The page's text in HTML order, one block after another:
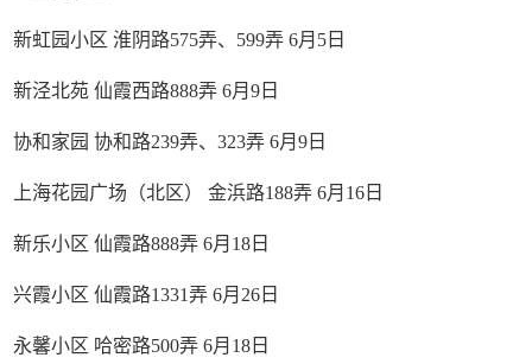
新虹园小区 淮阴路575弄、599弄 6月5日
新泾北苑 仙霞西路888弄 6月9日
协和家园 协和路239弄、323弄 6月9日
上海花园广场（北区） 金浜路188弄 6月16日
新乐小区 仙霞路888弄 6月18日
兴霞小区 仙霞路1331弄 6月26日
永馨小区 哈密路500弄 6月18日